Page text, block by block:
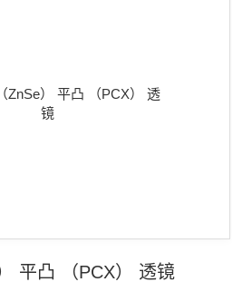
平凸 （PCX） 透镜